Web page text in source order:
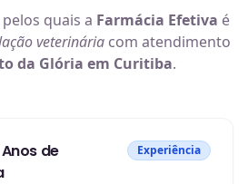
quais a Farmácia Efetiva é
veterinária com atendimento
da Glória em Curitiba.
de
Experiência